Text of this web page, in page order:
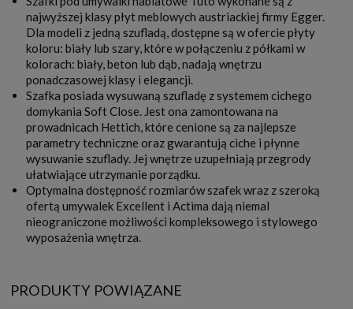
najwyższej klasy płyt meblowych austriackiej firmy Egger.
Dla modeli z jedną szufladą, dostępne są w ofercie płyty
koloru: biały lub szary, które w połączeniu z półkami w
kolorach: biały, beton lub dąb, nadają wnętrzu
ponadczasowej klasy i elegancji.
Szafka posiada wysuwaną szufladę z systemem cichego
domykania Soft Close. Jest ona zamontowana na
prowadnicach Hettich, które cenione są za najlepsze
parametry techniczne oraz gwarantują ciche i płynne
wysuwanie szuflady. Jej wnętrze uzupełniają przegrody
ułatwiające utrzymanie porządku.
Optymalna dostępność rozmiarów szafek wraz z szeroką
ofertą umywalek Excellent i Actima dają niemal
nieograniczone możliwości kompleksowego i stylowego
wyposażenia wnętrza.
PRODUKTY POWIĄZANE